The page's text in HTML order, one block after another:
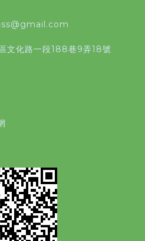
文化路一段188巷9弄18號